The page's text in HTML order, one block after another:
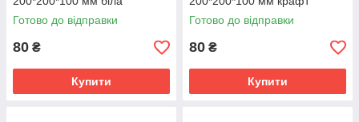
Готово до відправки
80 ₴
Купити
Готово до відправки
80 ₴
Купити